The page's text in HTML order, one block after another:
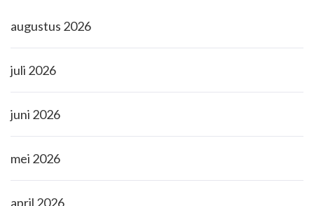
augustus 2026
juli 2026
juni 2026
mei 2026
april 2026